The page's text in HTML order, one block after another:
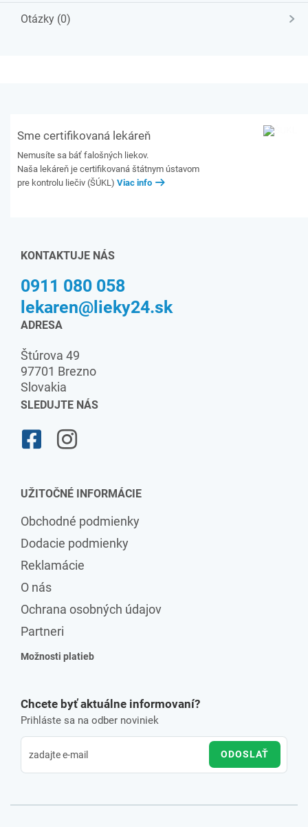
Otázky (0)
Sme certifikovaná lekáreň
Nemusíte sa báť falošných liekov.
Naša lekáreň je certifikovaná štátnym ústavom
pre kontrolu liečiv (ŠÚKL) Viac info
KONTAKTUJE NÁS
0911 080 058
lekaren@lieky24.sk
ADRESA
Štúrova 49
97701 Brezno
Slovakia
SLEDUJTE NÁS
UŽITOČNÉ INFORMÁCIE
Obchodné podmienky
Dodacie podmienky
Reklamácie
O nás
Ochrana osobných údajov
Partneri
Možnosti platieb
Chcete byť aktuálne informovaní?
Prihláste sa na odber noviniek
ODOSLAŤ